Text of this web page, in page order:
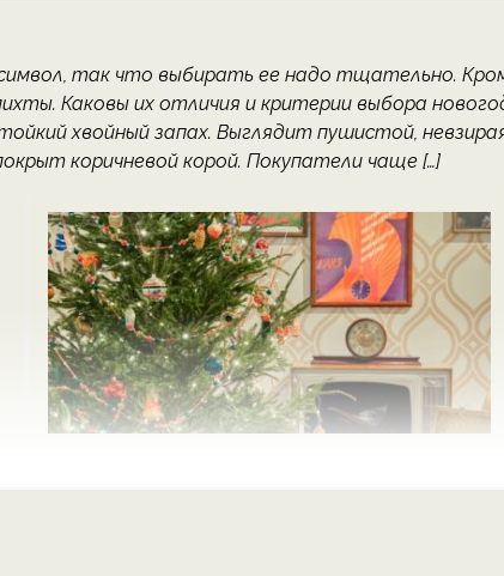
так что выбирать ее надо тщательно.
Каковы их отличия и критерии выбора
хвойный запах. Выглядит пушистой,
коричневой корой. Покупатели чаще […]